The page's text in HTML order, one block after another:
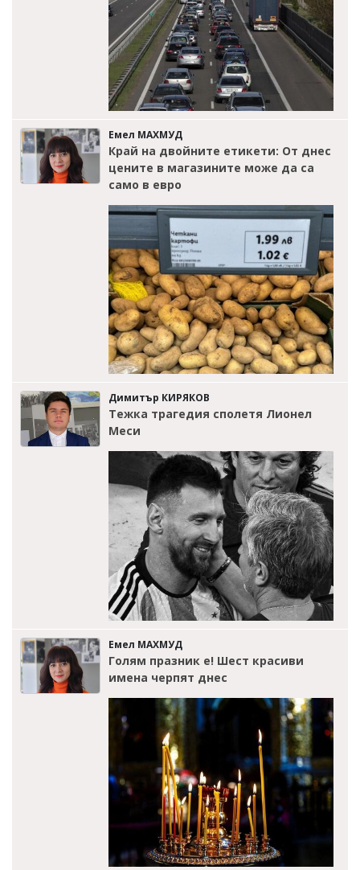
Емел МАХМУД
Край на двойните етикети: От днес
цените в магазините може да са
само в евро
Димитър КИРЯКОВ
Тежка трагедия сполетя Лионел
Меси
Емел МАХМУД
Голям празник е! Шест красиви
имена черпят днес